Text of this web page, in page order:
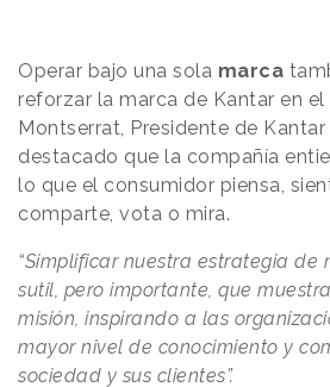
Operar bajo una sola marca
reforzar la marca de Kantar en
Montserrat, Presidente de Kantar
destacado que la compañía
lo que el consumidor piensa,
comparte, vota o mira.
“Simplificar nuestra estrategia de
sutil, pero importante, que
misión, inspirando a las
mayor nivel de conocimiento y
sociedad y sus clientes”.